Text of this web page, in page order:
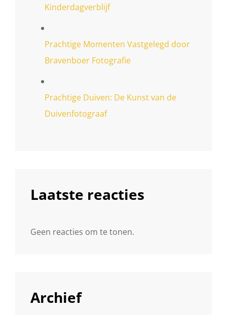
Kinderdagverblijf
Prachtige Momenten Vastgelegd door
Bravenboer Fotografie
Prachtige Duiven: De Kunst van de
Duivenfotograaf
Laatste reacties
Geen reacties om te tonen.
Archief